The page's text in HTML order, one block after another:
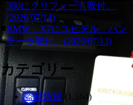
300にクリフォード取付。
(2026/07/14)
■BMW X7にユピテル パン
テーラ取付。(2026/07/13)
カテゴリー
盗難情報 (1,164)